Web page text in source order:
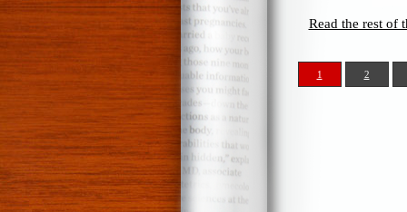
Read the rest of
1 2